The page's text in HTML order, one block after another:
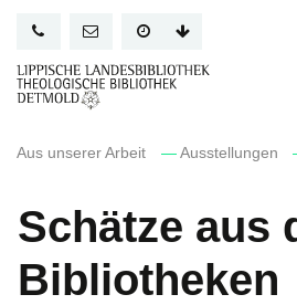
Inhalt
Aus unserer Arbeit — Ausstellungen
Schätze aus
Bibliotheken